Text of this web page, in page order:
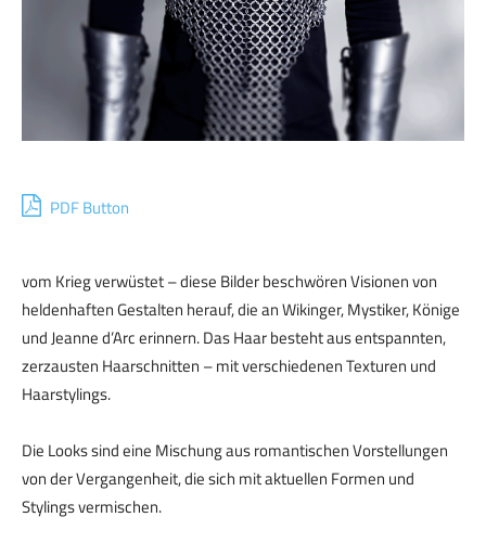
PDF Button
vom Krieg verwüstet – diese Bilder beschwören Visionen von
heldenhaften Gestalten herauf, die an Wikinger, Mystiker, Könige
und Jeanne d’Arc erinnern. Das Haar besteht aus entspannten,
zerzausten Haarschnitten – mit verschiedenen Texturen und
Haarstylings.
Die Looks sind eine Mischung aus romantischen Vorstellungen
von der Vergangenheit, die sich mit aktuellen Formen und
Stylings vermischen.